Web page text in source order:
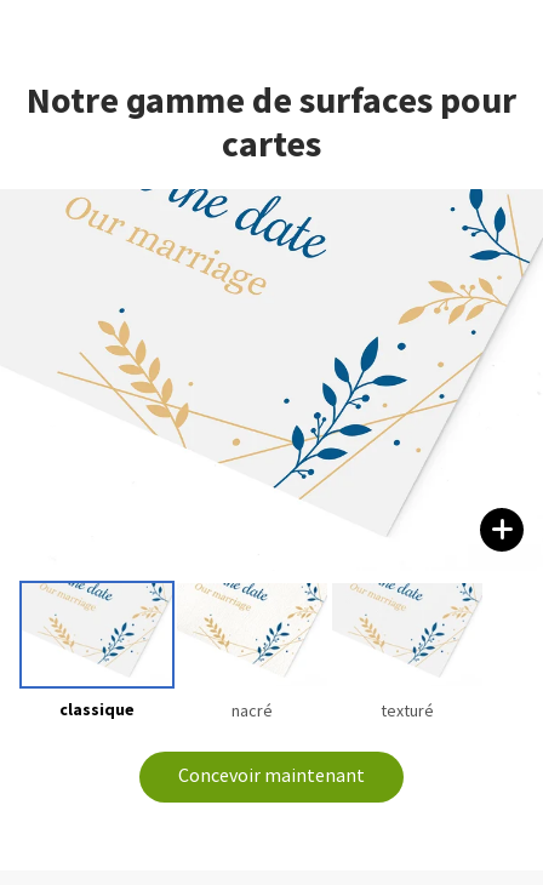
Notre gamme de surfaces pour
cartes
classique nacré texturé
Concevoir maintenant